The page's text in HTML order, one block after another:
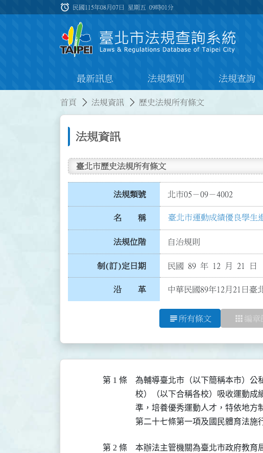
:::
alarm 民國115年08月07日 星期五09時01分
最新訊息 法規類別 法規查詢
首頁 法規資訊 歷史法規所有條文
法規資訊
臺北市歷史法規所有條文
法規類號 北市05－09－4002
名 稱 臺北市運動成績優良學生
法規位階 自治規則
制(訂)定日期 民國 89 年 12 月 21 日
沿 革 中華民國89年12月21日臺
subject 所有條文 apps 編章
第 1 條
為輔導臺北市（以下簡稱本市）公
校）（以下合稱各校）吸收運動成
準，培養優秀運動人才，特依地方
第二十七條第一項及國民體育法施
第 2 條 本辦法主管機關為臺北市政府教育